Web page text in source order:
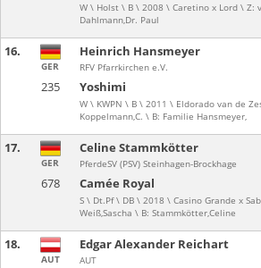
W \ Holst \ B \ 2008 \ Caretino x Lord \ Z:
Dahlmann,Dr. Paul
16.
235 Yoshimi
W \ KWPN \ B \ 2011 \ Eldorado van de
Koppelmann,C. \ B: Familie Hansmeyer,
GER
Heinrich Hansmeyer
RFV Pfarrkirchen e.V.
17.
678 Camée Royal
S \ Dt.Pf \ DB \ 2018 \ Casino Grande x
Weiß,Sascha \ B: Stammkötter,Celine
GER
Celine Stammkötter
PferdeSV (PSV) Steinhagen-Brockhage
18.
AUT
Edgar Alexander Reichart
AUT